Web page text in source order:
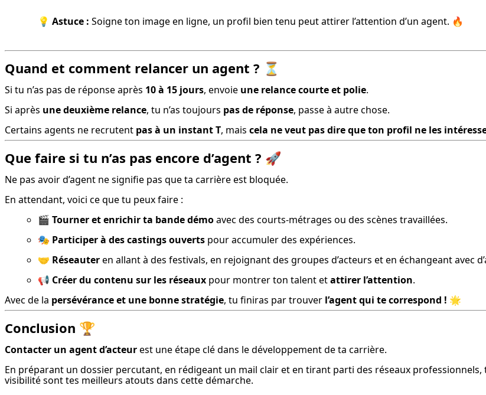
💡 Astuce : Soigne ton image en ligne, un profil bien tenu peut attirer l’attention d’un agent. 🔥
Quand et comment relancer un agent ? ⏳
Si tu n’as pas de réponse après 10 à 15 jours, envoie une relance courte et polie.
Si après une deuxième relance, tu n’as toujours pas de réponse, passe à autre chose.
Certains agents ne recrutent pas à un instant T, mais cela ne veut pas dire que ton profil ne les
Que faire si tu n’as pas encore d’agent ? 🚀
Ne pas avoir d’agent ne signifie pas que ta carrière est bloquée.
En attendant, voici ce que tu peux faire :
🎬 Tourner et enrichir ta bande démo avec des courts-métrages ou des scènes travaillées.
🎭 Participer à des castings ouverts pour accumuler des expériences.
🤝 Réseauter en allant à des festivals, en rejoignant des groupes d’acteurs et en échangeant avec
📢 Créer du contenu sur les réseaux pour montrer ton talent et attirer l’attention.
Avec de la persévérance et une bonne stratégie, tu finiras par trouver l’agent qui te correspond ! 🌟
Conclusion 🏆
Contacter un agent d’acteur est une étape clé dans le développement de ta carrière.
En préparant un dossier percutant, en rédigeant un mail clair et en tirant parti des réseaux
visibilité sont tes meilleurs atouts dans cette démarche.